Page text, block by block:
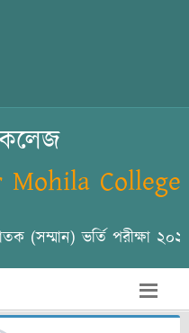
কলেজ
Mohila College
(সম্মান) ভর্তি পরীক্ষা